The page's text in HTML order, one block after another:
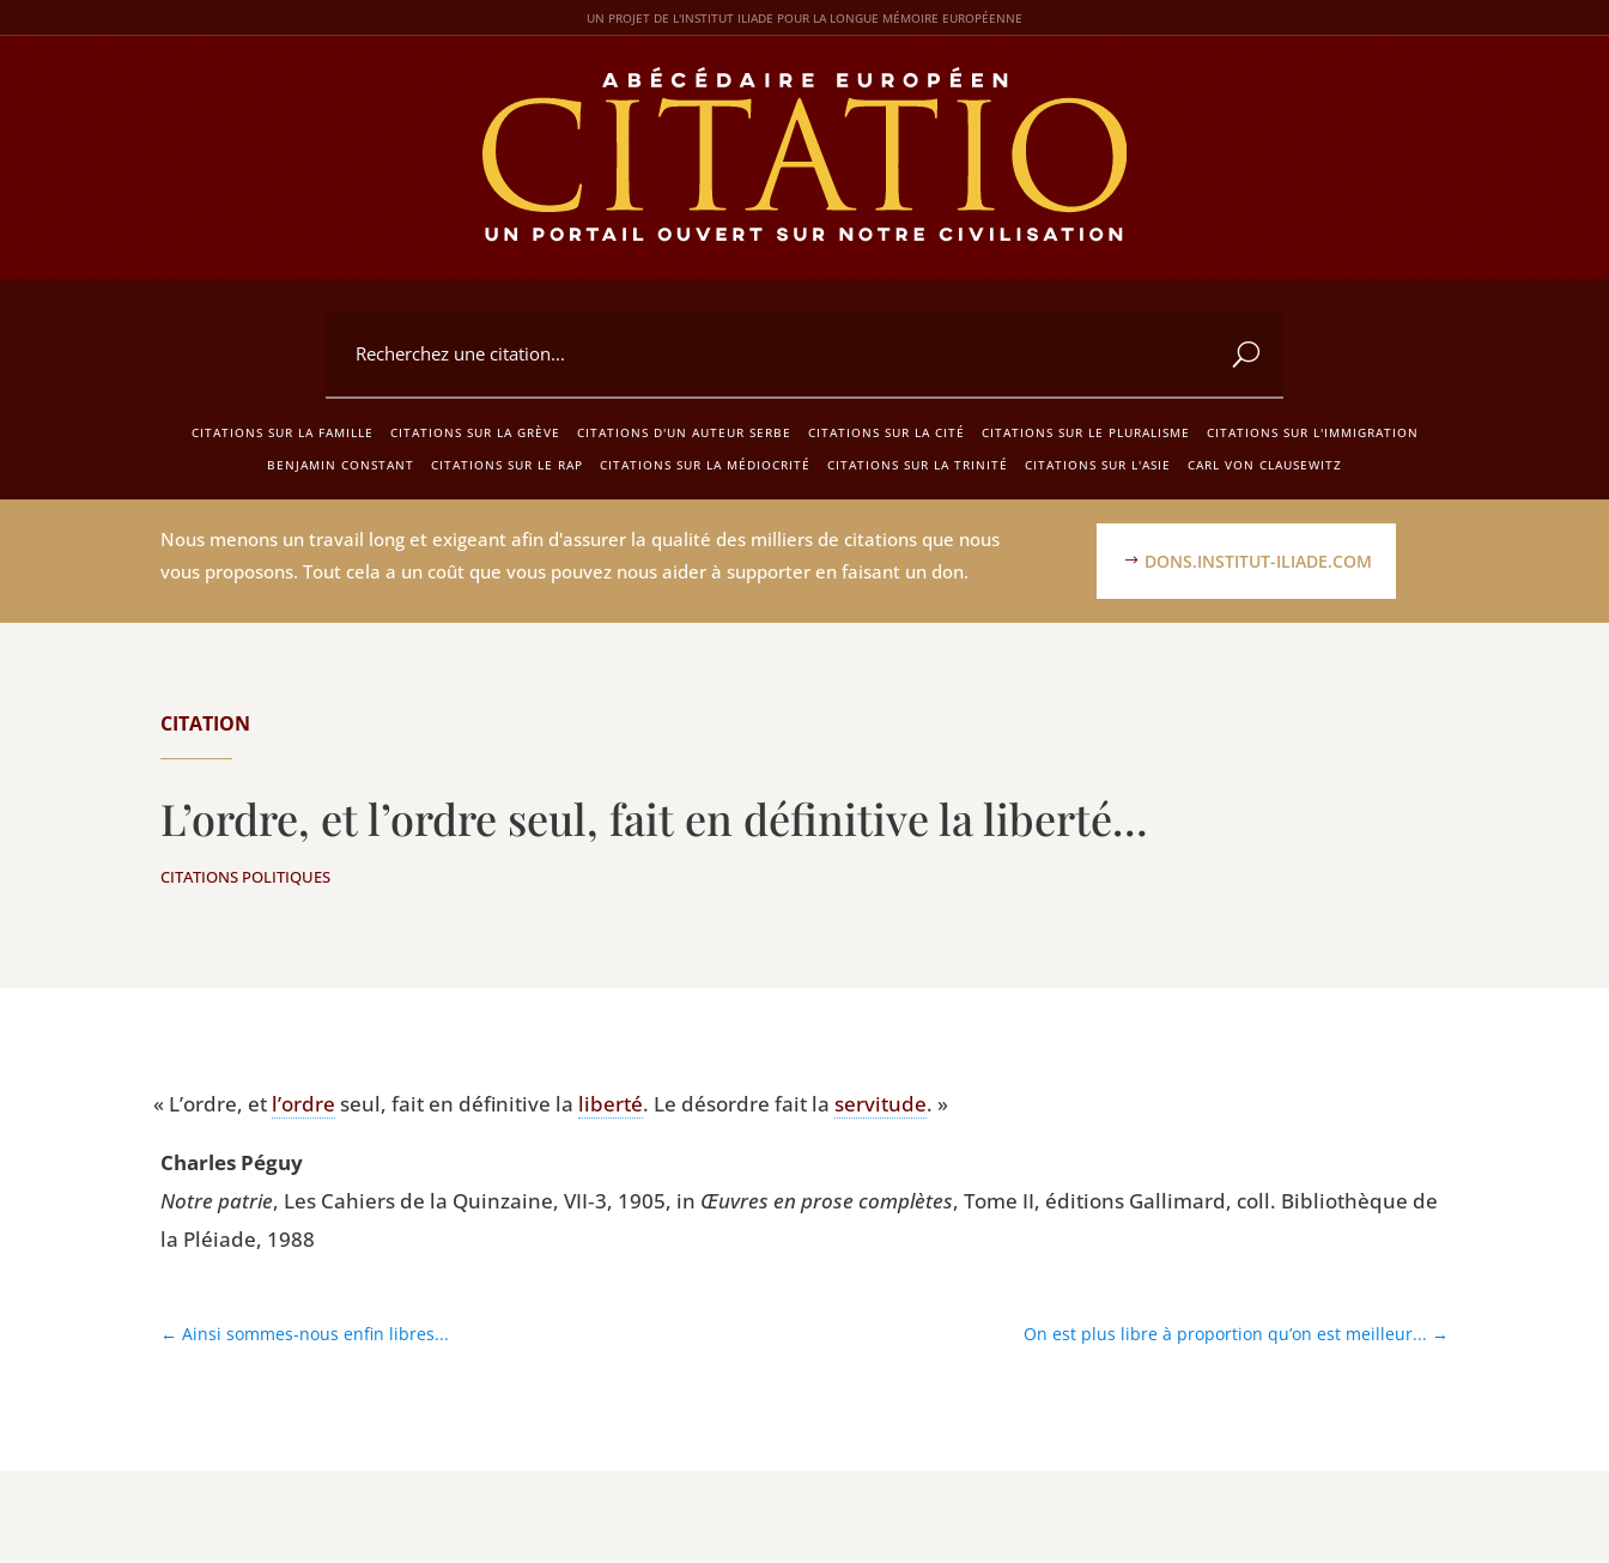
UN PROJET DE L'INSTITUT ILIADE POUR LA LONGUE MÉMOIRE EUROPÉENNE
CITATIONS SUR LA FAMILLE CITATIONS SUR LA GRÈVE CITATIONS D'UN AUTEUR SERBE CITATIONS SUR LA CITÉ CITATIONS SUR LE PLURALISME
CITATIONS SUR L'IMMIGRATION
BENJAMIN CONSTANT
CITATIONS SUR LE RAP CITATIONS SUR LA MÉDIOCRITÉ CITATIONS SUR LA TRINITÉ CITATIONS SUR L'ASIE CARL VON CLAUSEWITZ
Nous menons un travail long et exigeant afin d'assurer la qualité des milliers de citations que nous
vous proposons. Tout cela a un coût que vous pouvez nous aider à supporter en faisant un don.
DONS.INSTITUT-ILIADE.COM
CITATION
L’ordre, et l’ordre seul, fait en définitive la liberté…
CITATIONS POLITIQUES
« L’ordre, et l’ordre seul, fait en défi­ni­tive la liber­té. Le désordre fait la ser­vi­tude. »
Charles Péguy
Notre patrie, Les Cahiers de la Quin­zaine, VII‑3, 1905, in Œuvres en prose com­plètes, Tome II, édi­tions Gal­li­mard, coll. Biblio­thèque de
la Pléiade, 1988
←Ainsi sommes-nous enfin libres... On est plus libre à proportion qu’on est meilleur... →